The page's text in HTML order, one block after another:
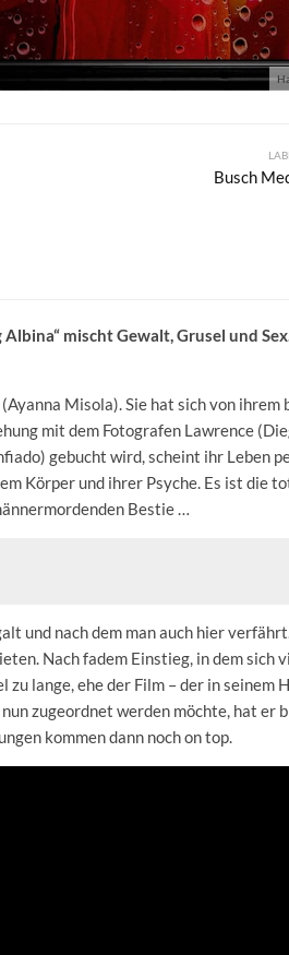
Busch
mischt Gewalt, Grusel und
Misola). Sie hat sich von ihrem
mit dem Fotografen Lawrence
gebucht wird, scheint ihr Leben
Körper und ihrer Psyche. Es ist die
Bestie …
und nach dem man auch hier
Nach fadem Einstieg, in dem sich
lange, ehe der Film – der in seinem
zugeordnet werden möchte, hat er
kommen dann noch on top.